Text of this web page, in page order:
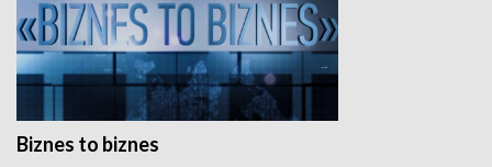
Biznes to biznes